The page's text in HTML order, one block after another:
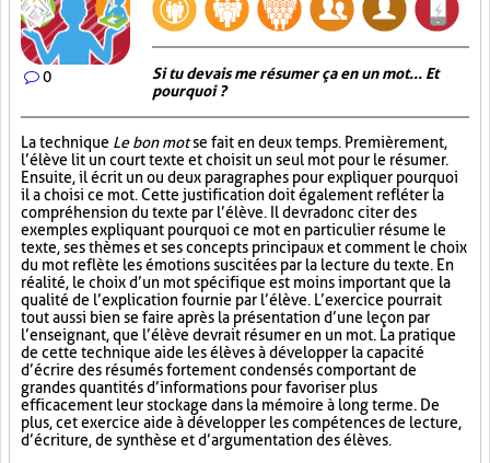
0
Si tu devais me résumer ça en un mot... Et
pourquoi ?
La technique Le bon motse fait en deux temps. Premièrement,
l’élève lit un court texte et choisit un seul mot pour le résumer.
Ensuite, il écrit un ou deux paragraphes pour expliquer pourquoi
il a choisi ce mot. Cette justification doit également refléter la
compréhension du texte par l’élève. Il devra donc citer des
exemples expliquant pourquoi ce mot en particulier résume le
texte, ses thèmes et ses concepts principaux et comment le choix
du mot reflète les émotions suscitées par la lecture du texte. En
réalité, le choix d’un mot spécifique est moins important que la
qualité de l’explication fournie par l’élève. L’exercice pourrait
tout aussi bien se faire après la présentation d’une leçon par
l’enseignant, que l’élève devrait résumer en un mot. La pratique
de cette technique aide les élèves à développer la capacité
d’écrire des résumés fortement condensés comportant de
grandes quantités d’informations pour favoriser plus
efficacement leur stockage dans la mémoire à long terme. De
plus, cet exercice aide à développer les compétences de lecture,
d’écriture, de synthèse et d’argumentation des élèves.